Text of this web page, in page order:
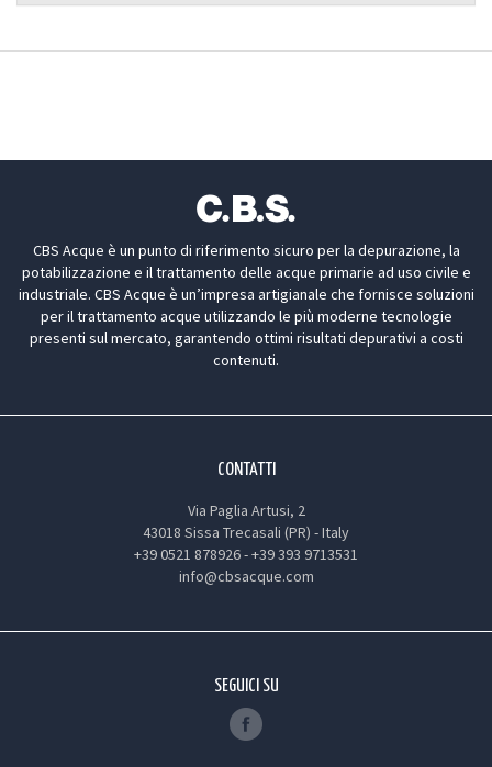
CBS Acque è un punto di riferimento sicuro per la depurazione, la
potabilizzazione e il trattamento delle acque primarie ad uso civile e
industriale. CBS Acque è un’impresa artigianale che fornisce soluzioni
per il trattamento acque utilizzando le più moderne tecnologie
presenti sul mercato, garantendo ottimi risultati depurativi a costi
contenuti.
CONTATTI
Via Paglia Artusi, 2
43018 Sissa Trecasali (PR) - Italy
+39 0521 878926-+39 393 9713531
info@cbsacque.com
SEGUICI SU